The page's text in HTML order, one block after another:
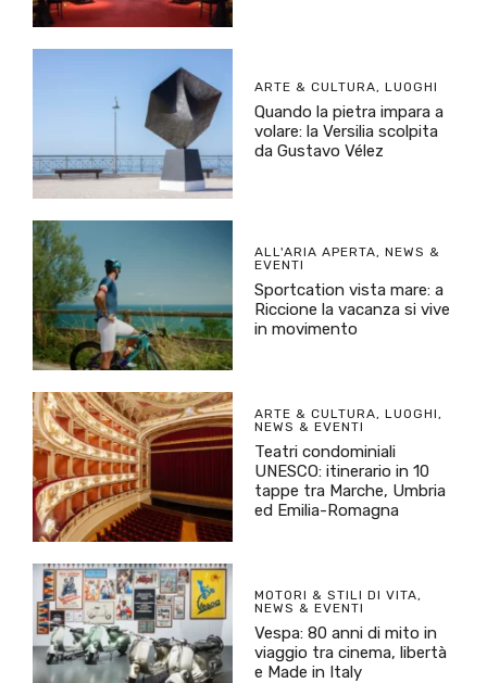
ARTE & CULTURA, LUOGHI
Quando la pietra impara a
volare: la Versilia scolpita
da Gustavo Vélez
ALL'ARIA APERTA, NEWS &
EVENTI
Sportcation vista mare: a
Riccione la vacanza si vive
in movimento
ARTE & CULTURA, LUOGHI,
NEWS & EVENTI
Teatri condominiali
UNESCO: itinerario in 10
tappe tra Marche, Umbria
ed Emilia-Romagna
MOTORI & STILI DI VITA,
NEWS & EVENTI
Vespa: 80 anni di mito in
viaggio tra cinema, libertà
e Made in Italy